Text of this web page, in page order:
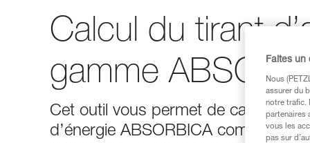
Calcul du tirant
gamme
Cet outil vous permet de calculer
d’énergie ABSORBICA
Faites un
Nous
assurer du
notre trafic.
partenaires
vous les
pas sur